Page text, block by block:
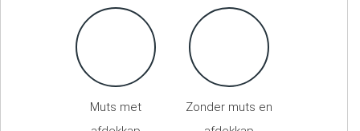
Muts met
Zonder muts en